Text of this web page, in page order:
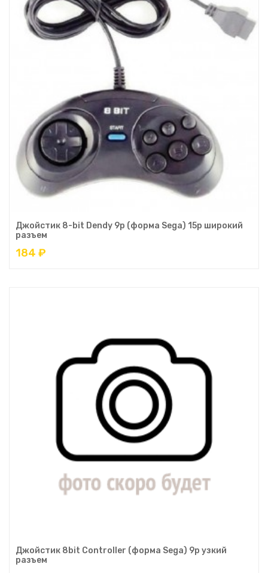
Джойстик 8-bit Dendy 9p (форма Sega) 15р широкий
разъем
184 ₽
Джойстик 8bit Controller (форма Sega) 9р узкий
разъем